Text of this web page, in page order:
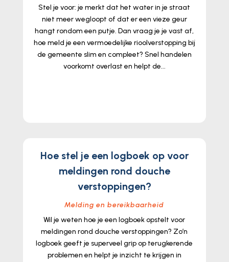
Stel je voor: je merkt dat het water in je straat
niet meer wegloopt of dat er een vieze geur
hangt rondom een putje. Dan vraag je je vast af,
hoe meld je een vermoedelijke rioolverstopping bij
de gemeente slim en compleet? Snel handelen
voorkomt overlast en helpt de...
Hoe stel je een logboek op voor
meldingen rond douche
verstoppingen?
Melding en bereikbaarheid
Wil je weten hoe je een logboek opstelt voor
meldingen rond douche verstoppingen? Zo’n
logboek geeft je superveel grip op terugkerende
problemen en helpt je inzicht te krijgen in